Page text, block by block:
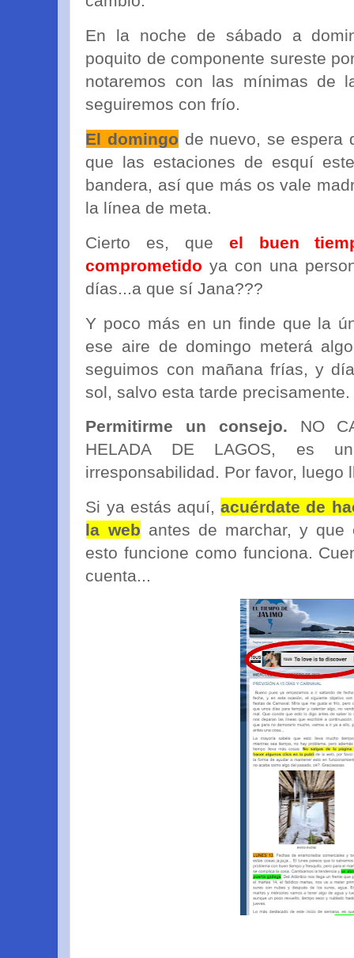
En la noche de sábado a
poquito de componente sureste
notaremos con las mínimas de
seguiremos con frío.
El domingo de nuevo, se espera
que las estaciones de esquí
bandera, así que más os vale
la línea de meta.
Cierto es, que el buen
comprometido ya con una
días...a que sí Jana???
Y poco más en un finde que la
ese aire de domingo meterá
seguimos con mañana frías, y
sol, salvo esta tarde precisamente.
Permitirme un consejo. NO
HELADA DE LAGOS, es
irresponsabilidad. Por favor, luego
Si ya estás aquí,acuérdate de
la web antes de marchar, y que
esto funcione como funciona.
cuenta...